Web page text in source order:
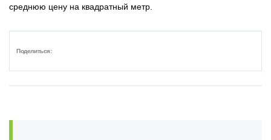
среднюю цену на квадратный метр.
Поделиться: